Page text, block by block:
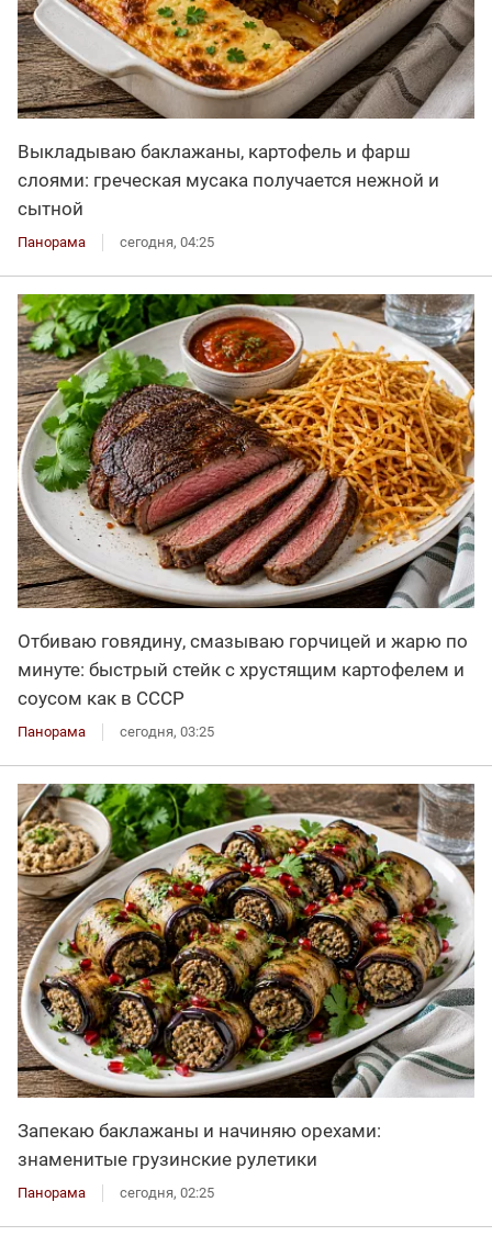
Выкладываю баклажаны, картофель и фарш
слоями: греческая мусака получается нежной и
сытной
Панорама сегодня, 04:25
Отбиваю говядину, смазываю горчицей и жарю по
минуте: быстрый стейк с хрустящим картофелем и
соусом как в СССР
Панорама сегодня, 03:25
Запекаю баклажаны и начиняю орехами:
знаменитые грузинские рулетики
Панорама сегодня, 02:25